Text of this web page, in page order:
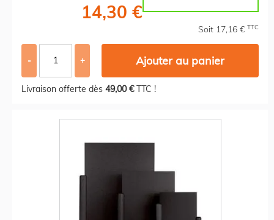
14,30 €
Soit 17,16 € TTC
- + Ajouter au panier
Livraison offerte dès 49,00 €TTC !